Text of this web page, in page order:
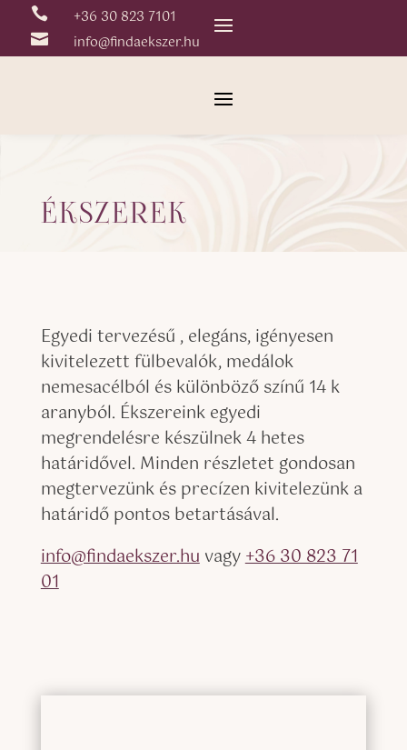
 +36 30 823 7101
 info@findaekszer.hu
ÉKSZEREK
Egyedi tervezésű , elegáns, igényesen
kivitelezett fülbevalók, medálok
nemesacélból és különböző színű 14 k
aranyból. Ékszereinkegyedi
megrendelésre készülnek 4 hetes
határidővel. Minden részletet gondosan
megtervezünk és precízen kivitelezünk a
határidő pontos betartásával.
info@findaekszer.huvagy+36 30 823 71
01